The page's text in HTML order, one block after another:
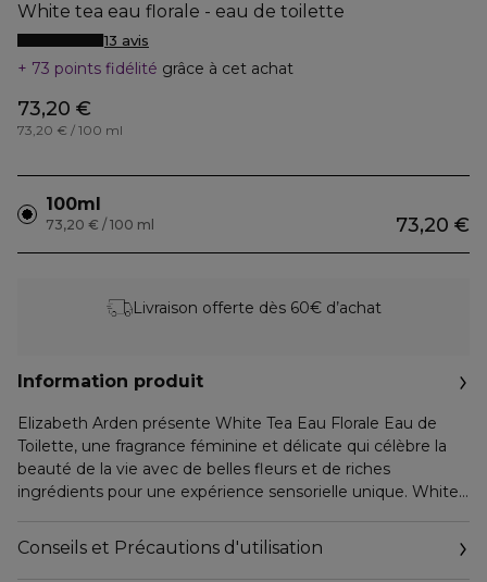
White tea eau florale - eau de toilette
13 avis
73 points fidélité grâce à cet achat
73,20 €
73,20 € / 100 ml
100ml
73,20 €
73,20 € / 100 ml
Livraison offerte dès 60€ d’achat
Information produit
Elizabeth Arden présente White Tea Eau Florale Eau de
Toilette, une fragrance féminine et délicate qui célèbre la
beauté de la vie avec de belles fleurs et de riches
ingrédients pour une expérience sensorielle unique. White
chaque jour avec ce cette nouvelle fragrance. Féminin,
lumineux et délicat, ce joyeux parfum est composé d'un
Conseils et Précautions d'utilisation